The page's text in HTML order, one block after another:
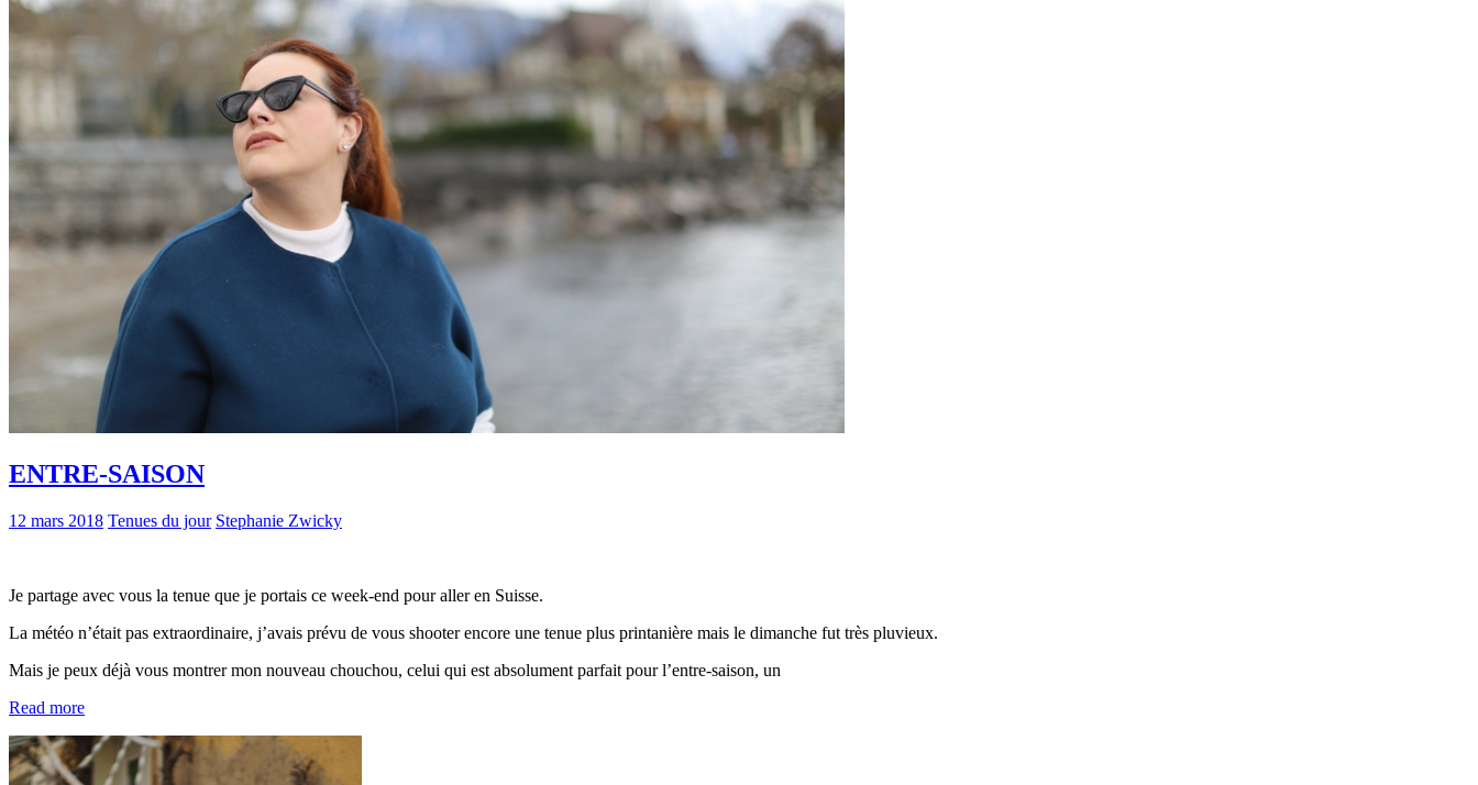
ENTRE-SAISON
12 mars 2018 Tenues du jour Stephanie Zwicky
Je partage avec vous la tenue que je portais ce week-end pour aller en Suisse.
La météo n’était pas extraordinaire, j’avais prévu de vous shooter encore une tenue plus printanière mais le dimanche fut très pluvieux.
Mais je peux déjà vous montrer mon nouveau chouchou, celui qui est absolument parfait pour l’entre-saison, un
Read more